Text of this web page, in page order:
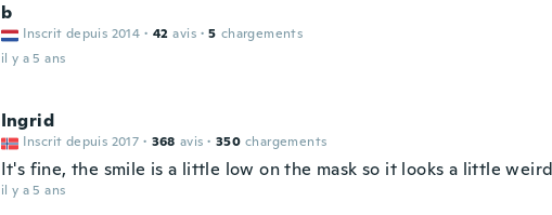
b
Inscrit depuis 2014 · 42 avis · 5 chargements
il y a 5 ans
Ingrid
Inscrit depuis 2017 · 368 avis · 350 chargements
It's fine, the smile is a little low on the mask so it looks a little
il y a 5 ans